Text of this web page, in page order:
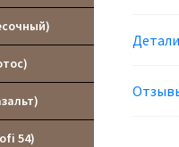
54)
Детали